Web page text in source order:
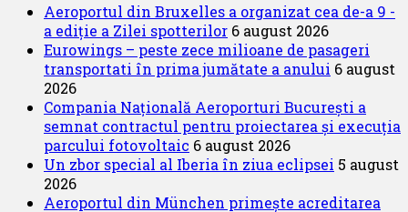
record
în
anul
2016
Aeroportul din Bruxelles a organizat cea de-a 9 -
a ediție a Zilei spotterilor 6 august 2026
Eurowings – peste zece milioane de pasageri
transportati în prima jumătate a anului 6 august
2026
Compania Națională Aeroporturi București a
semnat contractul pentru proiectarea și execuția
parcului fotovoltaic 6 august 2026
Un zbor special al Iberia în ziua eclipsei 5 august
2026
Aeroportul din München primește acreditarea